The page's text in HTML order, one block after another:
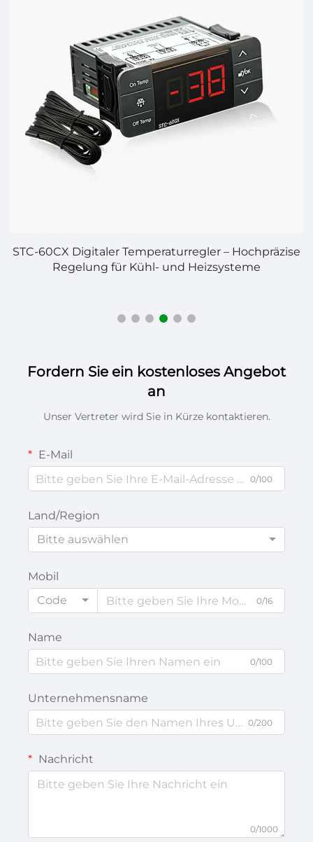
STC-60CX Digitaler Temperaturregler – Hochpräzise
Regelung für Kühl- und Heizsysteme
Fordern Sie ein kostenloses Angebot
an
Unser Vertreter wird Sie in Kürze kontaktieren.
E-Mail
0/100
Land/Region
Bitte auswählen
Mobil
Code
0/16
Name
0/100
Unternehmensname
0/200
Nachricht
0/1000